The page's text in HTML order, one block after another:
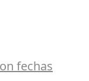
fechas